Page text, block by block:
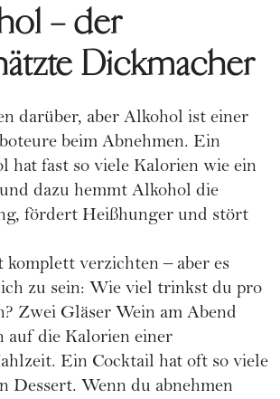
– der
Dickmacher
darüber, aber Alkohol ist einer
beim Abnehmen. Ein
hat fast so viele Kalorien wie ein
dazu hemmt Alkohol die
fördert Heißhunger und stört
verzichten – aber es
zu sein: Wie viel trinkst du pro
Zwei Gläser Wein am Abend
auf die Kalorien einer
Ein Cocktail hat oft so viele
Dessert. Wenn du abnehmen